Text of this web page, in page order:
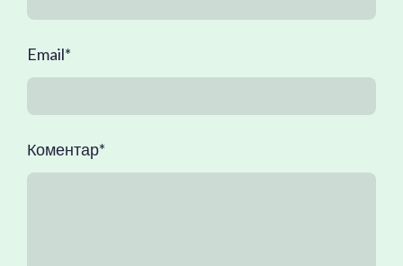
Email*
Коментар*